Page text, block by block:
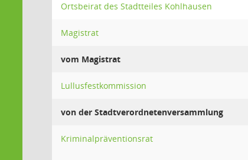
Ortsbeirat des Stadtteiles Kohlhausen
Magistrat
vom Magistrat
Lullusfestkommission
von der Stadtverordnetenversammlung
Kriminalpräventionsrat